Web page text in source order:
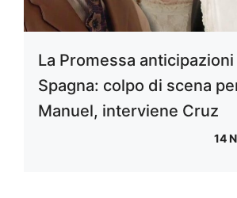
La Promessa anticipazioni
Spagna: colpo di scena
Manuel, interviene Cruz
14